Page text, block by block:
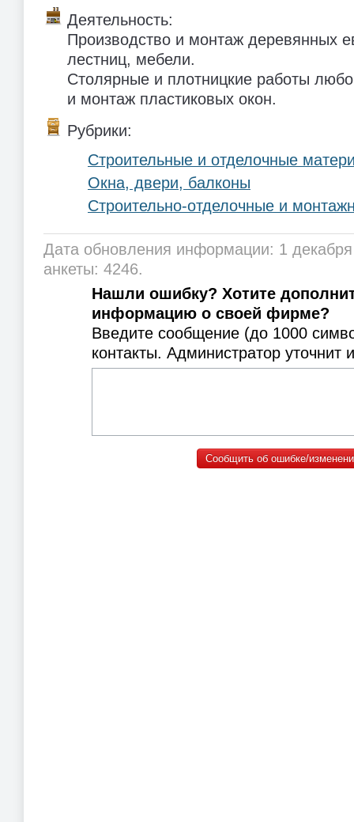
Деятельность:
Производство и монтаж деревянных
лестниц, мебели.
Столярные и плотницкие работы
и монтаж пластиковых окон.
Рубрики:
Строительные и отделочные
Окна, двери, балконы
Строительно-отделочные и
Дата обновления информации: 1
анкеты: 4246.
Нашли ошибку? Хотите
информацию о своей фирме?
Введите сообщение (до 1000
контакты. Администратор